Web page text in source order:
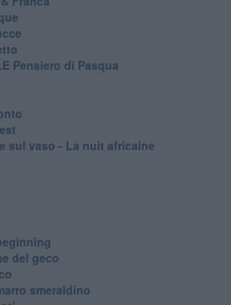
Pensiero di Pasqua
sul vaso - La nuit africaine
del geco
smeraldino